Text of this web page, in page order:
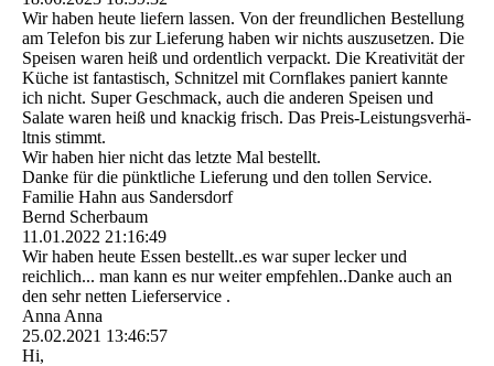
Wir haben heute liefern lassen. Von der freundlichen Bestellung
am Telefon bis zur Lieferung haben wir nichts auszusetzen. Die
Speisen waren heiß und ordentlich verpackt. Die Kreativität der
Küche ist fantastisch, Schnitzel mit Cornflakes paniert kannte
ich nicht. Super Geschmack, auch die anderen Speisen und
Salate waren heiß und knackig frisch. Das Preis-­Leistungsverhä­
ltnis stimmt.
Wir haben hier nicht das letzte Mal bestellt.
Danke für die pünktliche Lieferung und den tollen Service.
Familie Hahn aus Sandersdorf
Bernd Scherbaum
11.01.2022 21:16:49
Wir haben heute Essen bestellt..es war super lecker und
reichlich... man kann es nur weiter empfehlen..Danke auch an
den sehr netten Lieferservice .
Anna Anna
25.02.2021 13:46:57
Hi,